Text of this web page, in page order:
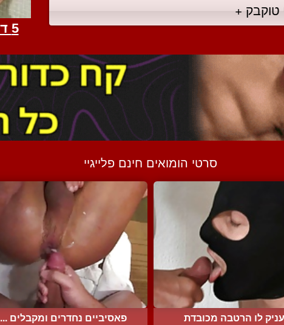
טוקבק +
סרטי הומואים חינם פלייגיי
לו הרטבה מכובדת פאסיביים נחדרים ומקבלים ...